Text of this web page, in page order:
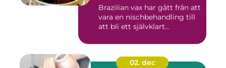
Brazilian vax har gått från att
vara en nischbehandling till
att bli ett självklart...
02. dec